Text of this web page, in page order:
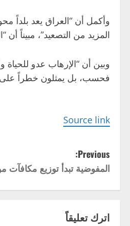
وأكمل أن “العراق يعد بلداً
المزيد من التصعيد”، مبيناً
وبين أن “الإرهاب عدو للحياة
فحسب، بل يمثلون خطراً على
Source link
P
o
s
t
Previous:
المفوضية تبدأ توزيع مكافآت
اترك تعليقاً